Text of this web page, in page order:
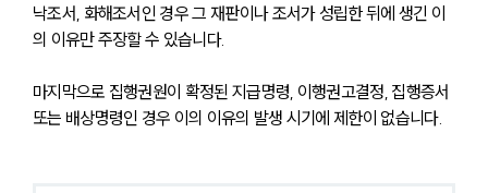
낙조서, 화해조서인 경우 그 재판이나 조서가 성립한 뒤에 생긴 이
의 이유만 주장할 수 있습니다.
마지막으로 집행권원이 확정된 지급명령, 이행권고결정, 집행증서
또는 배상명령인 경우 이의 이유의 발생 시기에 제한이 없습니다.